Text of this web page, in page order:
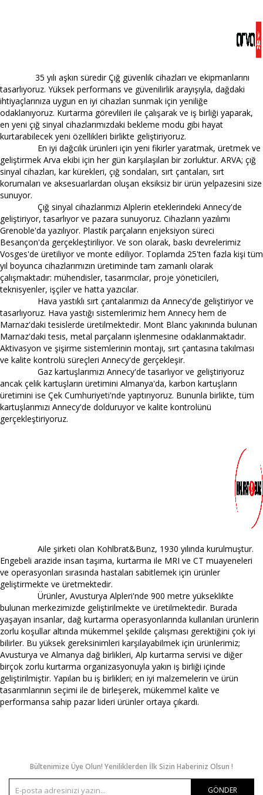
35 yılı aşkın süredir Çığ güvenlik cihazları ve ekipmanlarını
tasarlıyoruz. Yüksek performans ve güvenilirlik arayışıyla, dağdaki
ihtiyaçlarınıza uygun en iyi cihazları sunmak için yeniliğe
odaklanıyoruz. Kurtarma görevlileri ile çalışarak ve iş birliği yaparak,
en yeni çığ sinyal cihazlarımızdaki bekleme modu gibi hayat
kurtarabilecek yeni özellikleri birlikte geliştiriyoruz.
En iyi dağcılık ürünleri için yeni fikirler yaratmak, üretmek ve
geliştirmek Arva ekibi için her gün karşılaşılan bir zorluktur. ARVA; çığ
sinyal cihazları, kar kürekleri, çığ sondaları, sırt çantaları, sırt
korumaları ve aksesuarlardan oluşan eksiksiz bir ürün yelpazesini size
sunuyor.
Çığ sinyal cihazlarımızı Alplerin eteklerindeki Annecy'de
geliştiriyor, tasarlıyor ve pazara sunuyoruz. Cihazların yazılımı
Grenoble'da yazılıyor. Plastik parçaların enjeksiyon süreci
Besançon'da gerçekleştiriliyor. Ve son olarak, baskı devrelerimiz
Vosges'de üretiliyor ve monte ediliyor. Toplamda 25'ten fazla kişi tüm
yıl boyunca cihazlarımızın üretiminde tam zamanlı olarak
çalışmaktadır: mühendisler, tasarımcılar, proje yöneticileri,
teknisyenler, işçiler ve hatta yazıcılar.
Hava yastıklı sırt çantalarımızı da Annecy'de geliştiriyor ve
tasarlıyoruz. Hava yastığı sistemlerimiz hem Annecy hem de
Marnaz'daki tesislerde üretilmektedir. Mont Blanc yakınında bulunan
Marnaz'daki tesis, metal parçaların işlenmesine odaklanmaktadır.
Aktivasyon ve şişirme sistemlerinin montajı, sırt çantasına takılması
ve kalite kontrolü süreçleri Annecy'de gerçekleşir.
Gaz kartuşlarımızı Annecy'de tasarlıyor ve geliştiriyoruz
ancak çelik kartuşların üretimini Almanya'da, karbon kartuşların
üretimini ise Çek Cumhuriyeti'nde yaptırıyoruz. Bununla birlikte, tüm
kartuşlarımızı Annecy'de dolduruyor ve kalite kontrolünü
gerçekleştiriyoruz.
Aile şirketi olan Kohlbrat&Bunz, 1930 yılında kurulmuştur.
Engebeli arazide insan taşıma, kurtarma ile MRI ve CT muayeneleri
ve operasyonları sırasında hastaları sabitlemek için ürünler
geliştirmekte ve üretmektedir.
Ürünler, Avusturya Alpleri'nde 900 metre yükseklikte
bulunan merkezimizde geliştirilmekte ve üretilmektedir. Burada
yaşayan insanlar, dağ kurtarma operasyonlarında kullanılan ürünlerin
zorlu koşullar altında mükemmel şekilde çalışması gerektiğini çok iyi
bilirler. Bu yüksek gereksinimleri karşılayabilmek için ürünlerimiz;
Avusturya ve Almanya dağ birlikleri, Alp kurtarma servisi ve diğer
birçok zorlu kurtarma organizasyonuyla yakın iş birliği içinde
geliştirilmiştir. Yapılan bu iş birlikleri; en iyi malzemelerin ve ürün
tasarımlarının seçimi ile de birleşerek, mükemmel kalite ve
performansa sahip pazar lideri ürünler ortaya çıkardı.
Bültenimize Üye Olun! Yeniliklerden İlk Sizin Haberiniz Olsun !
GÖNDER